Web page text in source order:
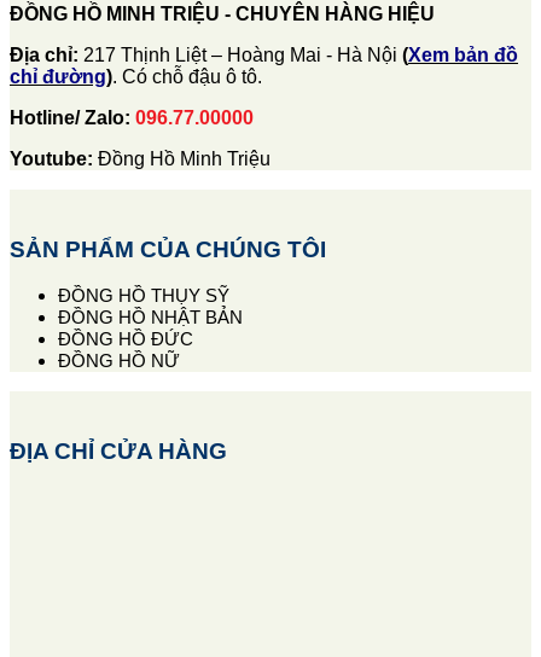
ĐỒNG HỒ MINH TRIỆU - CHUYÊN HÀNG HIỆU
Địa chỉ: 217 Thịnh Liệt – Hoàng Mai - Hà Nội (Xem bản đồ
chỉ đường). Có chỗ đậu ô tô.
Hotline/ Zalo: 096.77.00000
Youtube: Đồng Hồ Minh Triệu
SẢN PHẨM CỦA CHÚNG TÔI
ĐỒNG HỒ THỤY SỸ
ĐỒNG HỒ NHẬT BẢN
ĐỒNG HỒ ĐỨC
ĐỒNG HỒ NỮ
ĐỊA CHỈ CỬA HÀNG